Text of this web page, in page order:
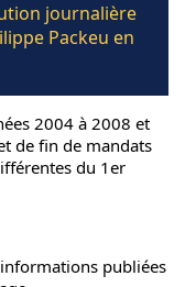
journalière
Packeu en
2004 à 2008 et
de fin de mandats
du 1er
publiées